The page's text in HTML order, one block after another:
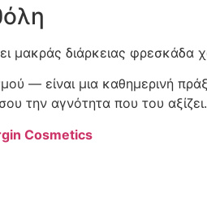
μακράς διάρκειας φρεσκάδα
— είναι μια καθημερινή
την αγνότητα που του αξίζει.
Cosmetics